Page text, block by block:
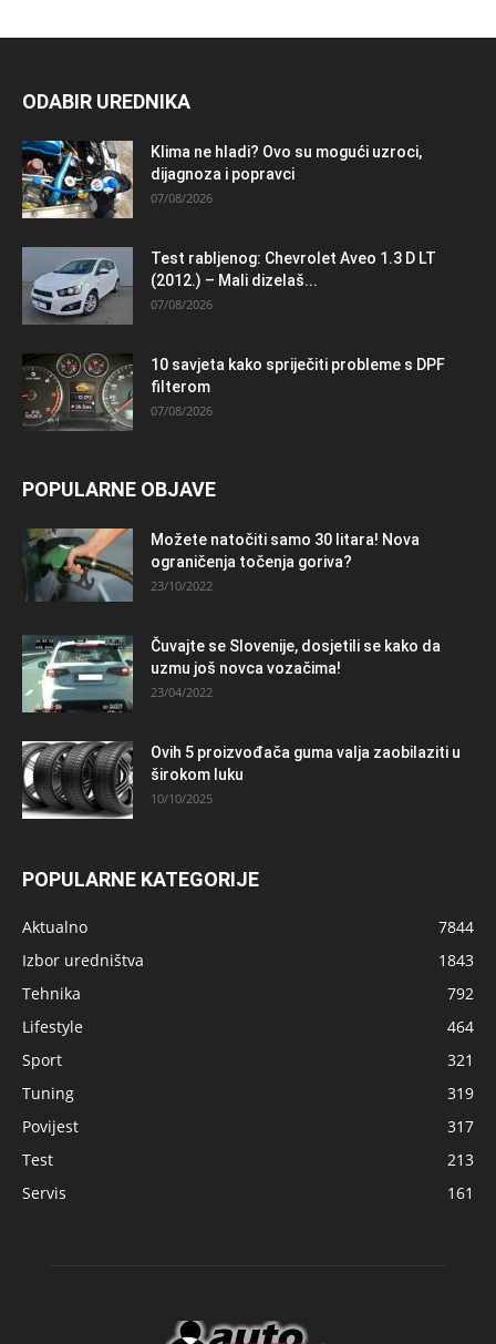
ODABIR UREDNIKA
Klima ne hladi? Ovo su mogući uzroci,
dijagnoza i popravci
07/08/2026
Test rabljenog: Chevrolet Aveo 1.3 D LT
(2012.) – Mali dizelaš...
07/08/2026
10 savjeta kako spriječiti probleme s DPF
filterom
07/08/2026
POPULARNE OBJAVE
Možete natočiti samo 30 litara! Nova
ograničenja točenja goriva?
23/10/2022
Čuvajte se Slovenije, dosjetili se kako da
uzmu još novca vozačima!
23/04/2022
Ovih 5 proizvođača guma valja zaobilaziti u
širokom luku
10/10/2025
POPULARNE KATEGORIJE
Aktualno
7844
Izbor uredništva
1843
Tehnika
792
Lifestyle
464
Sport
321
Tuning
319
Povijest
317
Test
213
Servis
161